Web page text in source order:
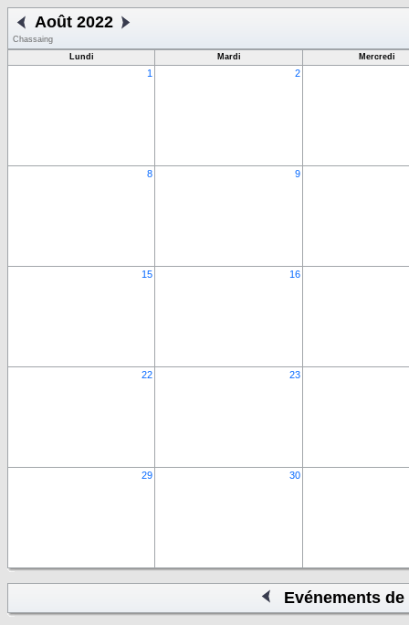
Août 2022
Chassaing
Lundi
Mardi Mercredi
1 2
8 9
15 16
22 23
29 30
Evénements